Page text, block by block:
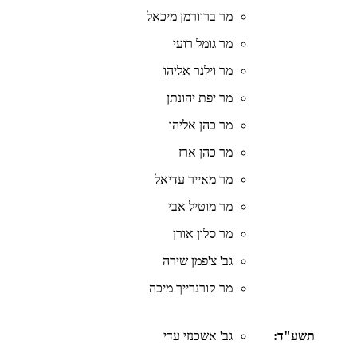
מר ברוורמן מיכאל
מר גומל רועי
מר וילנר אליהו
מר יפת יהונתן
מר כהן אליהו
מר כהן ארז
מר מאייר עדיאל
מר מוטיל אבי
מר סלון אורן
גב' צ'פמן שירה
מר קורנרייך מיכה
תשע"ד:
גב' אשכנזי עדי